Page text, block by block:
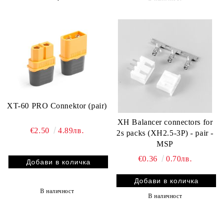
XT-60 PRO Connektor (pair)
€2.50 4.89лв.
В наличност
XH Balancer connectors for
2s packs (XH2.5-3P) - pair -
MSP
€0.36
0.70лв.
В наличност